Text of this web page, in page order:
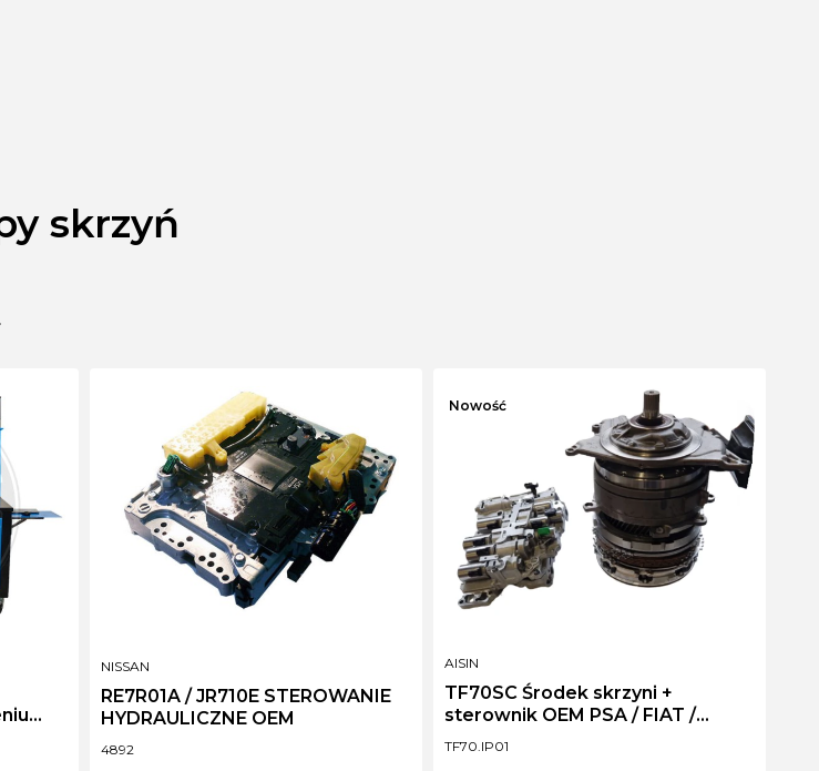
skrzyń
Kod produktu
4892
RE7R01A / JR710E STEROWANIE
HYDRAULICZNE OEM
PRODUCENT
NISSAN
Nowość
Kod produktu
TF70.IP01
TF70SC Środek skrzyni +
sterownik OEM PSA / FIAT /
SUZUKI
PRODUCENT
AISIN